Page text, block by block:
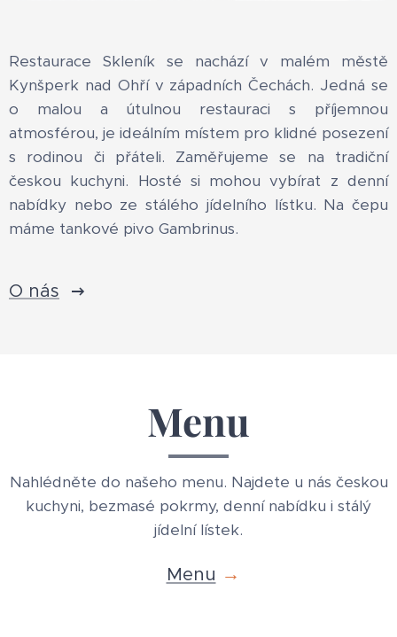
Restaurace Skleník se nachází v malém městě
Kynšperk nad Ohří v západních Čechách. Jedná se
o malou a útulnou restauraci s příjemnou
atmosférou, je ideálním místem pro klidné posezení
s rodinou či přáteli. Zaměřujeme se na tradiční
českou kuchyni. Hosté si mohou vybírat z denní
nabídky nebo ze stálého jídelního lístku. Na čepu
máme tankové pivo Gambrinus.
O nás
Menu
Nahlédněte do našeho menu. Najdete u nás českou
kuchyni, bezmasé pokrmy, denní nabídku i stálý
jídelní lístek.
Menu →